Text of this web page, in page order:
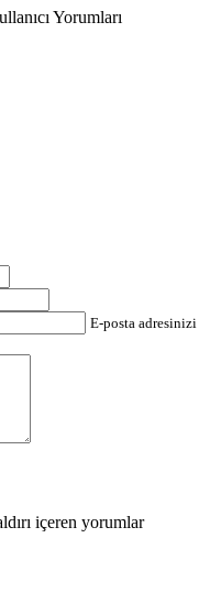
Yorumları
E-posta adresinizi
içeren yorumlar